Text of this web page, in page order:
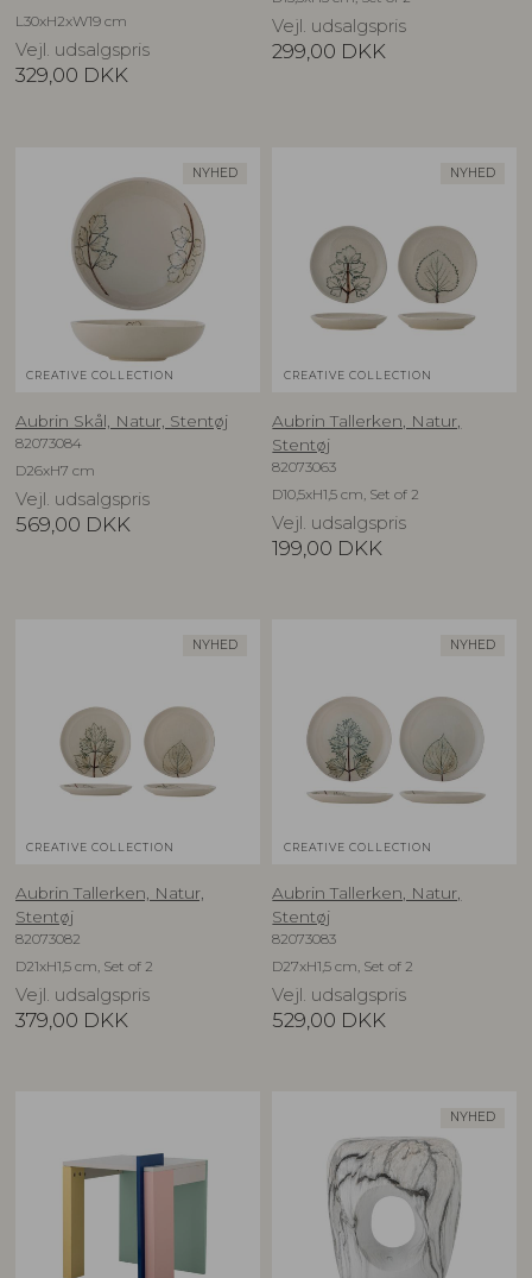
L30xH2xW19 cm
Vejl. udsalgspris
329,00 DKK
Vejl. udsalgspris
299,00 DKK
NYHED
CREATIVE COLLECTION
Aubrin Skål, Natur, Stentøj
82073084
D26xH7 cm
Vejl. udsalgspris
569,00 DKK
NYHED
CREATIVE COLLECTION
Aubrin Tallerken, Natur,
Stentøj
82073063
D10,5xH1,5 cm, Set of 2
Vejl. udsalgspris
199,00 DKK
NYHED
CREATIVE COLLECTION
Aubrin Tallerken, Natur,
Stentøj
82073082
D21xH1,5 cm, Set of 2
Vejl. udsalgspris
379,00 DKK
NYHED
CREATIVE COLLECTION
Aubrin Tallerken, Natur,
Stentøj
82073083
D27xH1,5 cm, Set of 2
Vejl. udsalgspris
529,00 DKK
NYHED